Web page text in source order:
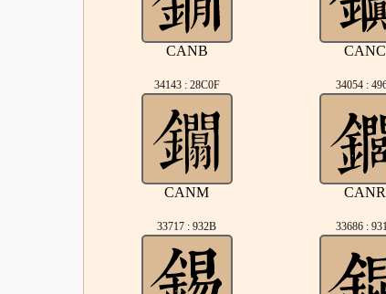
CANB CANC
34143 : 28C0F
CANM
34054 :
CANR
33717 : 932B 33686 :